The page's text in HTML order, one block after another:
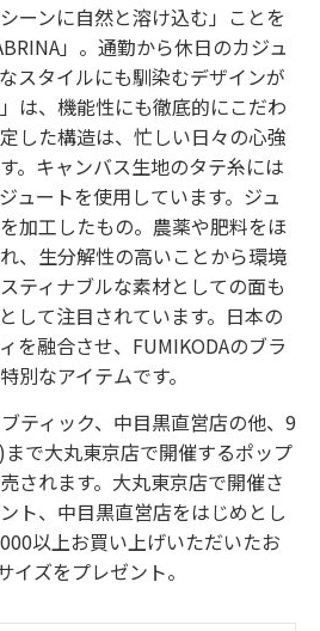
ーンに自然と溶け込む」ことを
」。通勤から休日のカジュ
スタイルにも馴染むデザインが
は、機能性にも徹底的にこだわ
した構造は、忙しい日々の心強
。キャンバス生地のタテ糸には
ュートを使用しています。ジュ
加工したもの。農薬や肥料をほ
、生分解性の高いことから環境
ティナブルな素材としての面も
して注目されています。日本の
を融合させ、FUMIKODAのブラ
別なアイテムです。
ティック、中目黒直営店の他、9
で大丸東京店で開催するポップ
されます。大丸東京店で開催さ
ト、中目黒直営店をはじめとし
以上お買い上げいただいたお
イズをプレゼント。